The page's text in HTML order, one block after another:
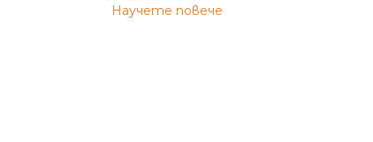
Научете повече